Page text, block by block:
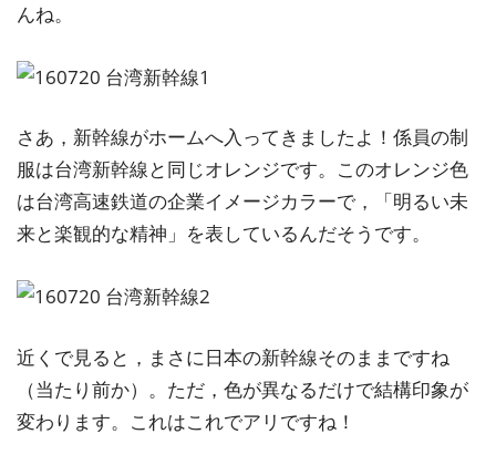
んね。
さあ，新幹線がホームへ入ってきましたよ！係員の制
服は台湾新幹線と同じオレンジです。このオレンジ色
は台湾高速鉄道の企業イメージカラーで，「明るい未
来と楽観的な精神」を表しているんだそうです。
近くで見ると，まさに日本の新幹線そのままですね
（当たり前か）。ただ，色が異なるだけで結構印象が
変わります。これはこれでアリですね！